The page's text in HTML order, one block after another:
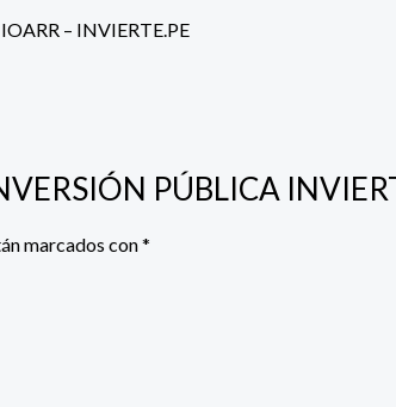
– INVIERTE.PE
PÚBLICA
marcados con*